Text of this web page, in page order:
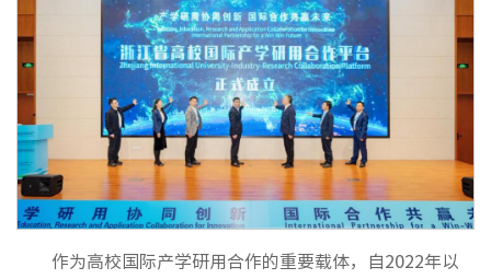
作为高校国际产学研用合作的重要载体，自2022年以